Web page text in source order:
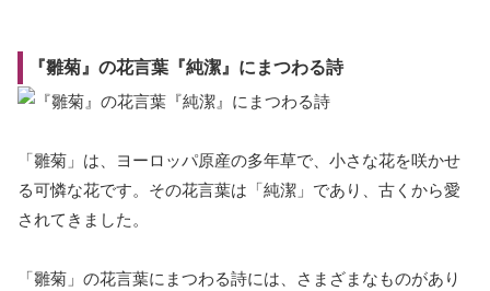
『雛菊』の花言葉『純潔』にまつわる詩
「雛菊」は、ヨーロッパ原産の多年草で、小さな花を咲かせ
る可憐な花です。その花言葉は「純潔」であり、古くから愛
されてきました。
「雛菊」の花言葉にまつわる詩には、さまざまなものがあり